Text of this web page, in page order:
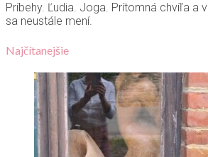
Príbehy. Ľudia. Joga. Prítomná chvíľa a
sa neustále mení.
Najčítanejšie